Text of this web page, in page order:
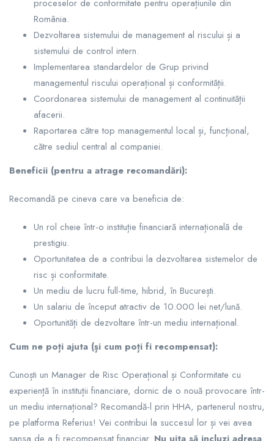
proceselor de conformitate pentru operațiunile din
România.
Dezvoltarea sistemului de management al riscului și a
sistemului de control intern.
Implementarea standardelor de Grup privind
managementul riscului operațional și conformității.
Coordonarea sistemului de management al continuității
afacerii.
Raportarea către top managementul local și, funcțional,
către sediul central al companiei.
Beneficii (pentru a atrage recomandări):
Recomandă pe cineva care va beneficia de:
Un rol cheie într-o instituție financiară internațională de
prestigiu.
Oportunitatea de a contribui la dezvoltarea sistemelor de
risc și conformitate.
Un mediu de lucru full-time, hibrid, în București.
Un salariu de început atractiv de 10.000 lei net/lună.
Oportunități de dezvoltare într-un mediu internațional.
Cum ne poți ajuta (și cum poți fi recompensat):
Cunoști un Manager de Risc Operațional și Conformitate cu
experiență în instituții financiare, dornic de o nouă provocare într-
un mediu internațional? Recomandă-l prin HHA, partenerul nostru,
pe platforma Referius! Vei contribui la succesul lor și vei avea
șansa de a fi recompensat financiar. Nu uita să incluzi adresa